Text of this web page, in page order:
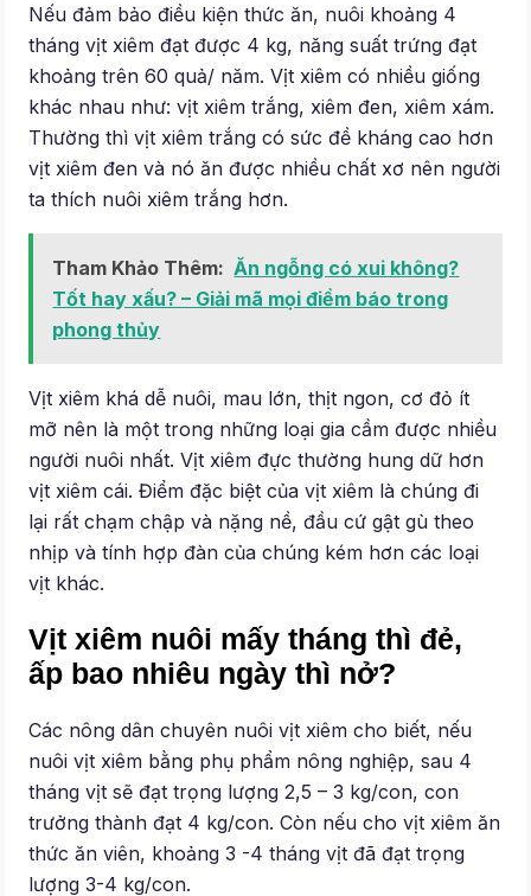
Nếu đảm bảo điều kiện thức ăn, nuôi khoảng 4
tháng vịt xiêm đạt được 4 kg, năng suất trứng đạt
khoảng trên 60 quả/ năm. Vịt xiêm có nhiều giống
khác nhau như: vịt xiêm trắng, xiêm đen, xiêm xám.
Thường thì vịt xiêm trắng có sức đề kháng cao hơn
vịt xiêm đen và nó ăn được nhiều chất xơ nên người
ta thích nuôi xiêm trắng hơn.
Tham Khảo Thêm: Ăn ngỗng có xui không?
Tốt hay xấu? – Giải mã mọi điềm báo trong
phong thủy
Vịt xiêm khá dễ nuôi, mau lớn, thịt ngon, cơ đỏ ít
mỡ nên là một trong những loại gia cầm được nhiều
người nuôi nhất. Vịt xiêm đực thường hung dữ hơn
vịt xiêm cái. Điểm đặc biệt của vịt xiêm là chúng đi
lại rất chạm chập và nặng nề, đầu cứ gật gù theo
nhịp và tính hợp đàn của chúng kém hơn các loại
vịt khác.
Vịt xiêm nuôi mấy tháng thì đẻ,
ấp bao nhiêu ngày thì nở?
Các nông dân chuyên nuôi vịt xiêm cho biết, nếu
nuôi vịt xiêm bằng phụ phẩm nông nghiệp, sau 4
tháng vịt sẽ đạt trọng lượng 2,5 – 3 kg/con, con
trưởng thành đạt 4 kg/con. Còn nếu cho vịt xiêm ăn
thức ăn viên, khoảng 3 -4 tháng vịt đã đạt trọng
lượng 3-4 kg/con.